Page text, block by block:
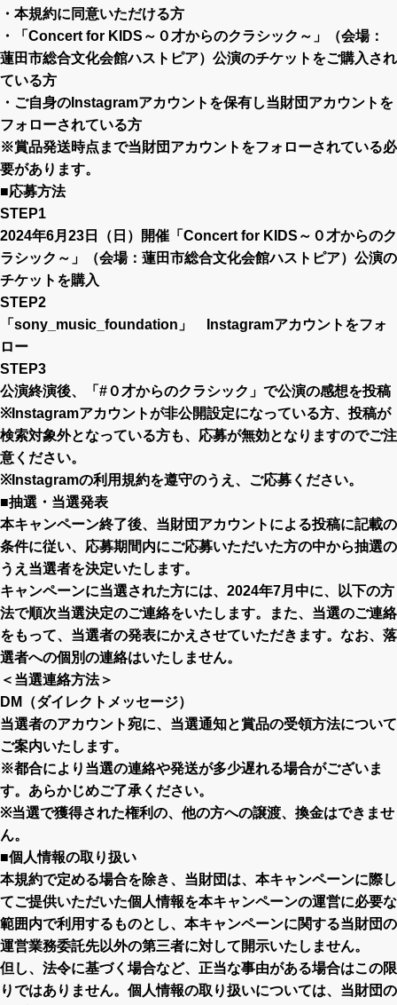
・本規約に同意いただける方
・「 Concert for KIDS～０才からのクラシック～ 」（会場：
蓮田市総合文化会館ハストピア）公演のチケットをご購入され
ている方
・ご自身のInstagramアカウントを保有し当財団アカウントを
フォローされている方
※賞品発送時点まで当財団アカウントをフォローされている必
要があります。
■応募方法
STEP1
2024年6月23日（日）開催「 Concert for KIDS～０才からのク
ラシック～ 」（会場：蓮田市総合文化会館ハストピア）公演の
チケットを購入
STEP2
「 sony_music_foundation 」 Instagramアカウントをフォ
ロー
STEP3
公演終演後、「#０才からのクラシック」で公演の感想を投稿
※Instagramアカウントが非公開設定になっている方、投稿が
検索対象外となっている方も、応募が無効となりますのでご注
意ください。
※Instagramの利用規約を遵守のうえ、ご応募ください。
■抽選・当選発表
本キャンペーン終了後、当財団アカウントによる投稿に記載の
条件に従い、応募期間内にご応募いただいた方の中から抽選の
うえ当選者を決定いたします。
キャンペーンに当選された方には、2024年7月中に、以下の方
法で順次当選決定のご連絡をいたします。また、当選のご連絡
をもって、当選者の発表にかえさせていただきます。なお、落
選者への個別の連絡はいたしません。
＜当選連絡方法＞
DM（ダイレクトメッセージ）
当選者のアカウント宛に、当選通知と賞品の受領方法について
ご案内いたします。
※都合により当選の連絡や発送が多少遅れる場合がございま
す。あらかじめご了承ください。
※当選で獲得された権利の、他の方への譲渡、換金はできませ
ん。
■個人情報の取り扱い
本規約で定める場合を除き、当財団は、本キャンペーンに際し
てご提供いただいた個人情報を本キャンペーンの運営に必要な
範囲内で利用するものとし、本キャンペーンに関する当財団の
運営業務委託先以外の第三者に対して開示いたしません。
但し、法令に基づく場合など、正当な事由がある場合はこの限
りではありません。個人情報の取り扱いについては、当財団の